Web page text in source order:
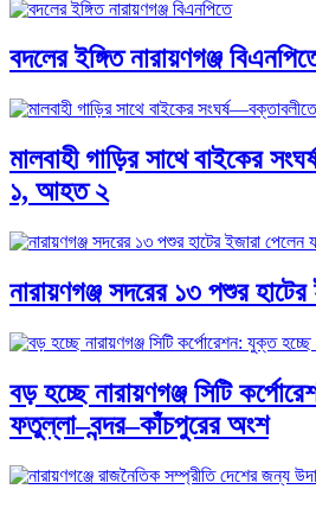
বদলের ইঙ্গিত নারায়ণগঞ্জ
মালবাহী গাড়ির সাথে বাইকের
১, আহত ২
নারায়ণগঞ্জ সদরের ১৩ পশুর হাটের
বড় হচ্ছে নারায়ণগঞ্জ সিটি
ফতুল্লা–বন্দর–কাঁচপুরের অংশ